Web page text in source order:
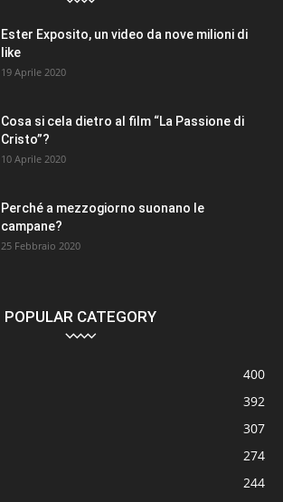
Ester Exposito, un video da nove milioni di
like
19 Aprile 2020
Cosa si cela dietro al film “La Passione di
Cristo”?
10 Aprile 2020
Perché a mezzogiorno suonano le
campane?
25 Febbraio 2020
POPULAR CATEGORY
400
392
307
274
244